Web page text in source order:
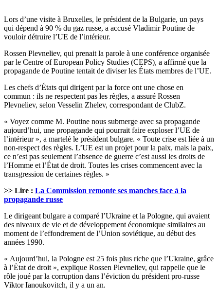
Lors d’une visite à Bruxelles, le président de la Bulgarie, un pays
qui dépend à 90 % du gaz russe, a accusé Vladimir Poutine de
vouloir détruire l’UE de l’intérieur.
Rossen Plevneliev, qui prenait la parole à une conférence organisée
par le Centre of European Policy Studies (CEPS), a affirmé que la
propagande de Poutine tentait de diviser les États membres de l’UE.
Les chefs d’États qui dirigent par la force ont une chose en
commun : ils ne respectent pas les règles, a assuré Rossen
Plevneliev, selon Vesselin Zhelev, correspondant de ClubZ.
« Voyez comme M. Poutine nous submerge avec sa propagande
aujourd’hui, une propagande qui pourrait faire exploser l’UE de
l’intérieur », a martelé le président bulgare. « Toute crise est liée à un
non-respect des règles. L’UE est un projet pour la paix, mais la paix,
ce n’est pas seulement l’absence de guerre c’est aussi les droits de
l’Homme et l’État de droit. Toutes les crises commencent avec la
transgression de certaines règles. »
>> Lire : La Commission remonte ses manches face à la
propagande russe
Le dirigeant bulgare a comparé l’Ukraine et la Pologne, qui avaient
des niveaux de vie et de développement économique similaires au
moment de l’effondrement de l’Union soviétique, au début des
années 1990.
« Aujourd’hui, la Pologne est 25 fois plus riche que l’Ukraine, grâce
à l’État de droit », explique Rossen Plevneliev, qui rappelle que le
rôle joué par la corruption dans l’éviction du président pro-russe
Viktor Ianoukovitch, il y a un an.